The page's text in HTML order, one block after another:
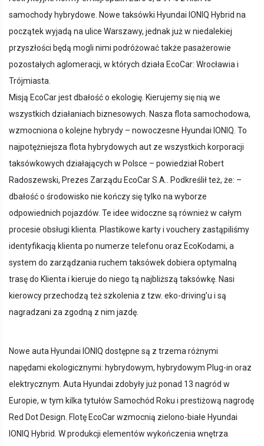
samochody hybrydowe. Nowe taksówki Hyundai IONIQ Hybrid na
początek wyjadą na ulice Warszawy, jednak już w niedalekiej
przyszłości będą mogli nimi podróżować także pasażerowie
pozostałych aglomeracji, w których działa EcoCar: Wrocławia i
Trójmiasta.
Misją EcoCar jest dbałość o ekologię. Kierujemy się nią we
wszystkich działaniach biznesowych. Nasza flota samochodowa,
wzmocniona o kolejne hybrydy – nowoczesne Hyundai IONIQ. To
najpotężniejsza flota hybrydowych aut ze wszystkich korporacji
taksówkowych działających w Polsce – powiedział Robert
Radoszewski, Prezes Zarządu EcoCar S.A.. Podkreślił też, że: –
dbałość o środowisko nie kończy się tylko na wyborze
odpowiednich pojazdów. Te idee widoczne są również w całym
procesie obsługi klienta. Plastikowe karty i vouchery zastąpiliśmy
identyfikacją klienta po numerze telefonu oraz EcoKodami, a
system do zarządzania ruchem taksówek dobiera optymalną
trasę do Klienta i kieruje do niego tą najbliższą taksówkę. Nasi
kierowcy przechodzą też szkolenia z tzw. eko-driving’u i są
nagradzani za zgodną z nim jazdę.
Nowe auta Hyundai IONIQ dostępne są z trzema różnymi
napędami ekologicznymi: hybrydowym, hybrydowym Plug-in oraz
elektrycznym. Auta Hyundai zdobyły już ponad 13 nagród w
Europie, w tym kilka tytułów Samochód Roku i prestiżową nagrodę
Red Dot Design. Flotę EcoCar wzmocnią zielono-białe Hyundai
IONIQ Hybrid. W produkcji elementów wykończenia wnętrza